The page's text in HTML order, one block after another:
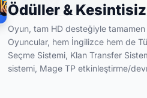
Ödüller &
Oyun, tam HD desteğiyle
Oyuncular, hem İngilizce hem de
Seçme Sistemi, Klan Transfer
sistemi, Mage TP etkinleştirme/